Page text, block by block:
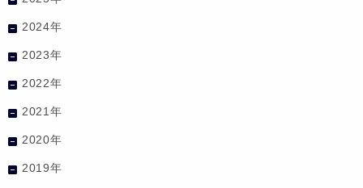
2024年
2023年
2022年
2021年
2020年
2019年